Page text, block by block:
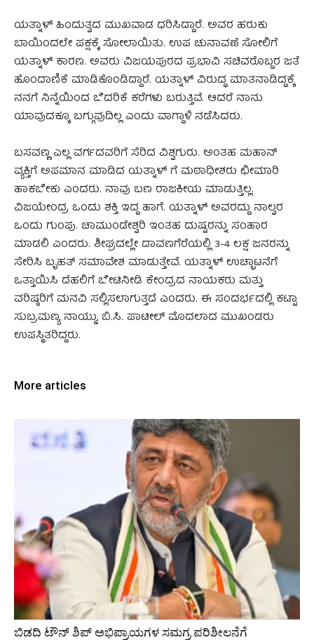
ಯತ್ನಾಳ್ ಹಿಂದುತ್ವದ ಮುಖವಾಡ ಧರಿಸಿದ್ದಾರೆ. ಅವರ ಹರುಕು
ಬಾಯಿಂದಲೇ ಪಕ್ಷಕ್ಕೆ ಸೋಲಾಯಿತು. ಉಪ ಚುನಾವಣೆ ಸೋಲಿಗೆ
ಯತ್ನಾಳ್ ಕಾರಣ. ಅವರು ವಿಜಯಪುರದ ಪ್ರಭಾವಿ ಸಚಿವರೊಬ್ಬರ ಜತೆ
ಹೊಂದಾಣಿಕೆ ಮಾಡಿಕೊಂಡಿದ್ದಾರೆ. ಯತ್ನಾಳ್ ವಿರುದ್ಧ ಮಾತನಾಡಿದ್ದಕ್ಕೆ
ನನಗೆ ನಿನ್ನೆಯಿಂದ ಬೆದರಿಕೆ ಕರೆಗಳು ಬರುತ್ತಿವೆ. ಆದರೆ ನಾನು
ಯಾವುದಕ್ಕೂ ಬಗ್ಗುವುದಿಲ್ಲ ಎಂದು ವಾಗ್ದಾಳಿ ನಡೆಸಿದರು.
ಬಸವಣ್ಣ ಎಲ್ಲ ವರ್ಗದವರಿಗೆ ಸೆರಿದ ವಿಶ್ವಗುರು. ಅಂತಹ ಮಹಾನ್
ವ್ಯಕ್ತಿಗೆ ಅಪಮಾನ ಮಾಡಿದ ಯತ್ನಾಳ್ ಗೆ ಮಠಾಧೀಶರು ಛೀಮಾರಿ
ಹಾಕಬೇಕು ಎಂದರು. ನಾವು ಬಣ ರಾಜಕೀಯ ಮಾಡುತ್ತಿಲ್ಲ.
ವಿಜಯೇಂದ್ರ ಒಂದು ಶಕ್ತಿ ಇದ್ದ ಹಾಗೆ. ಯತ್ನಾಳ್ ಅವರದ್ದು ನಾಲ್ವರ
ಒಂದು ಗುಂಪು. ಚಾಮುಂಡೇಶ್ವರಿ ಇಂತಹ ದುಷ್ಟರನ್ನು ಸಂಹಾರ
ಮಾಡಲಿ ಎಂದರು. ಶೀಘ್ರದಲ್ಲೇ ದಾವಣಗೆರೆಯಲ್ಲಿ 3-4 ಲಕ್ಷ ಜನರನ್ನು
ಸೇರಿಸಿ ಬೃಹತ್ ಸಮಾವೇಶ ಮಾಡುತ್ತೇವೆ. ಯತ್ನಾಳ್ ಉಚ್ಛಾಟನೆಗೆ
ಒತ್ತಾಯಿಸಿ ದೆಹಲಿಗೆ ಬೇಟಿನೀಡಿ ಕೇಂದ್ರದ ನಾಯಕರು ಮತ್ತು
ವರಿಷ್ಠರಿಗೆ ಮನವಿ ಸಲ್ಲಿಸಲಾಗುತ್ತದೆ ಎಂದರು. ಈ ಸಂದರ್ಭದಲ್ಲಿ ಕಟ್ಟಾ
ಸುಬ್ರಮಣ್ಯ ನಾಯ್ಡು, ಬಿ.ಸಿ. ಪಾಟೀಲ್ ಮೊದಲಾದ ಮುಖಂಡರು
ಉಪಸ್ಥಿತರಿದ್ದರು.
More articles
ಬಿಡದಿ ಟೌನ್ ಶಿಪ್ ಅಭಿಪ್ರಾಯಗಳ ಸಮಗ್ರ ಪರಿಶೀಲನೆಗೆ